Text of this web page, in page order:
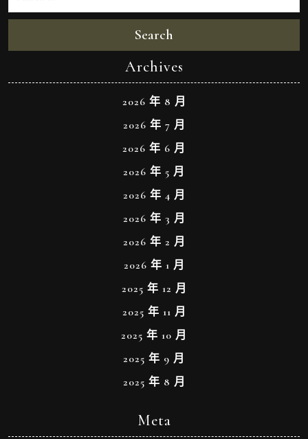
Search
Archives
2026 年 8 月
2026 年 7 月
2026 年 6 月
2026 年 5 月
2026 年 4 月
2026 年 3 月
2026 年 2 月
2026 年 1 月
2025 年 12 月
2025 年 11 月
2025 年 10 月
2025 年 9 月
2025 年 8 月
Meta